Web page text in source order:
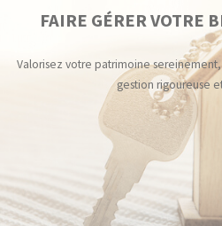
FAIRE GÉRER VOTRE
Valorisez votre patrimoine
gestion rigoureuse